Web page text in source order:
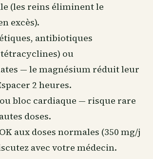
(les reins éliminent le
excès).
antibiotiques
ou
— le magnésium réduit leur
2 heures.
bloc cardiaque — risque rare
doses.
aux doses normales (350 mg/j
avec votre médecin.